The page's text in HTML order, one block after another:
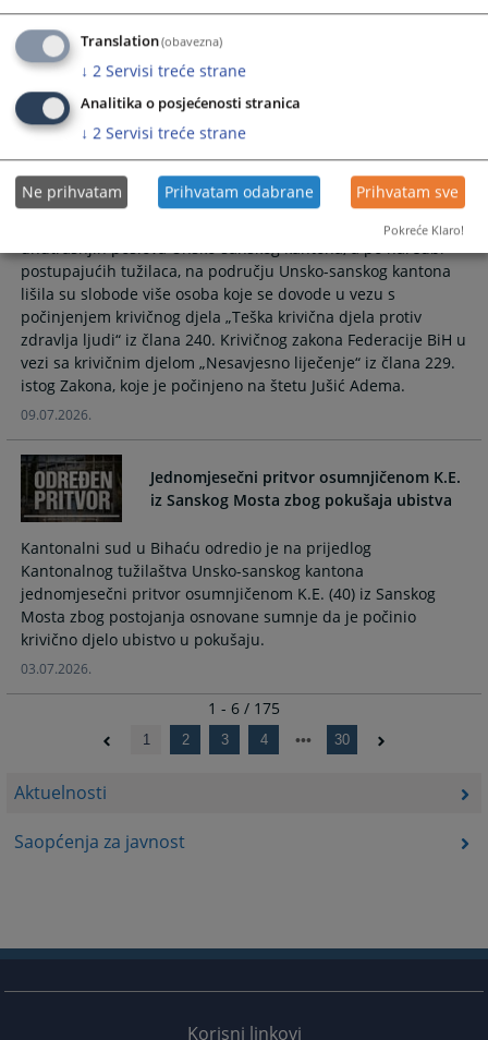
Aktuelnosti
Saopćenja za javnost
dužnosti, zabrana posjećivanja određenih mjesta ili
područja i zabrana sastajanja sa određenim osobama.
10.07.2026.
U predmetu formiranom po službenoj
dužnosti povodom smrti Jušić Adema iz
Bihaća slobode lišeno više osoba
Ovlaštena službena lica Uprave policije Ministarstva
unutrašnjih poslova Unsko-sanskog kantona, a po naredbi
postupajućih tužilaca, na području Unsko-sanskog kantona
lišila su slobode više osoba koje se dovode u vezu s
počinjenjem krivičnog djela „Teška krivična djela protiv
zdravlja ljudi“ iz člana 240. Krivičnog zakona Federacije BiH u
vezi sa krivičnim djelom „Nesavjesno liječenje“ iz člana 229.
istog Zakona, koje je počinjeno na štetu Jušić Adema.
09.07.2026.
Jednomjesečni pritvor osumnjičenom K.E.
iz Sanskog Mosta zbog pokušaja ubistva
Kantonalni sud u Bihaću odredio je na prijedlog
Kantonalnog tužilaštva Unsko-sanskog kantona
jednomjesečni pritvor osumnjičenom K.E. (40) iz Sanskog
Mosta zbog postojanja osnovane sumnje da je počinio
krivično djelo ubistvo u pokušaju.
03.07.2026.
1 - 6 / 175
1 2 3 4 30
Korisni linkovi
Translation(obavezna)
↓ 2 Servisi treće strane
Analitika o posjećenosti stranica
↓ 2 Servisi treće strane
Ne prihvatam Prihvatam odabrane Prihvatam sve
Pokreće Klaro!